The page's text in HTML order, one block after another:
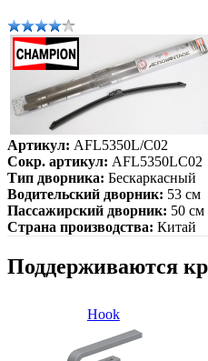
Артикул: AFL5350L/C02
Сокр. артикул: AFL5350LC02
Тип дворника: Бескаркасный
Водительский дворник: 53 см
Пассажирский дворник: 50 см
Страна производства: Китай
Поддерживаются
Hook